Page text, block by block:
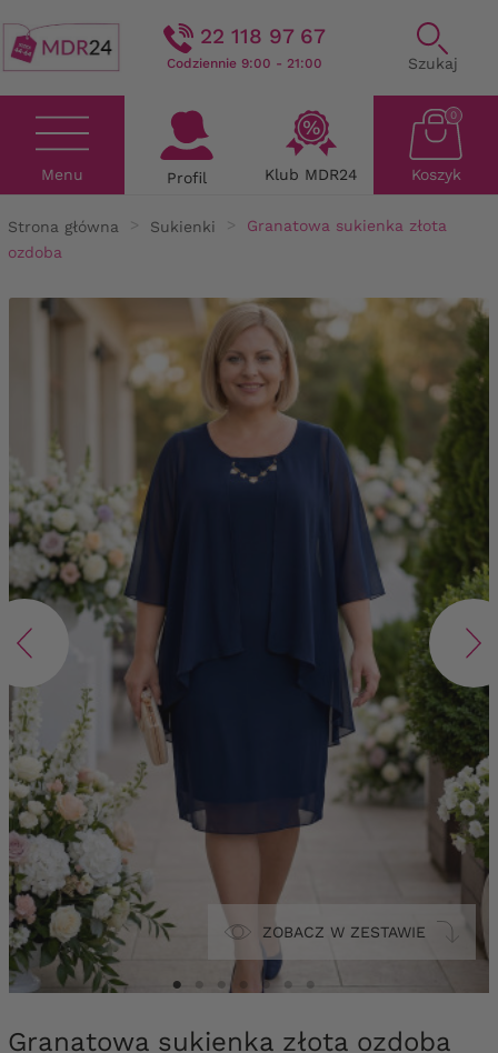
22 118 97 67
Codziennie 9:00 - 21:00 Szukaj
Menu Profil Klub MDR24 Koszyk
0
Strona główna Sukienki
Granatowa sukienka złota
ozdoba
ZOBACZ W ZESTAWIE
Granatowa sukienka złota ozdoba